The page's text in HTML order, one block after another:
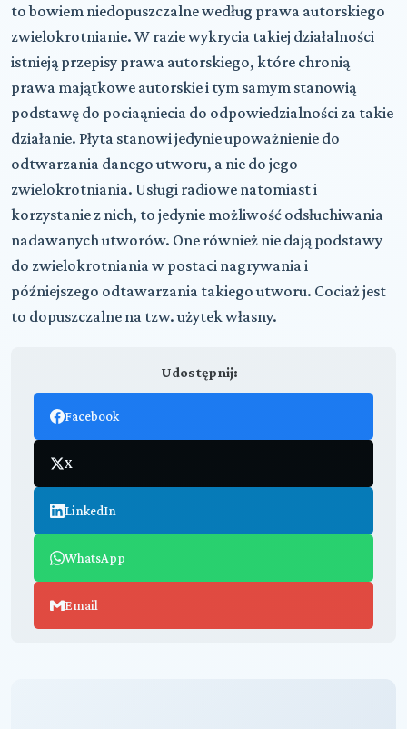
to bowiem niedopuszczalne według prawa autorskiego
zwielokrotnianie. W razie wykrycia takiej działalności
istnieją przepisy prawa autorskiego, które chronią
prawa majątkowe autorskie i tym samym stanowią
podstawę do pociaąniecia do odpowiedzialności za takie
działanie. Płyta stanowi jedynie upoważnienie do
odtwarzania danego utworu, a nie do jego
zwielokrotniania. Usługi radiowe natomiast i
korzystanie z nich, to jedynie możliwość odsłuchiwania
nadawanych utworów. One również nie dają podstawy
do zwielokrotniania w postaci nagrywania i
późniejszego odtawarzania takiego utworu. Cociaż jest
to dopuszczalne na tzw. użytek własny.
Udostępnij:
Facebook
X
LinkedIn
WhatsApp
Email